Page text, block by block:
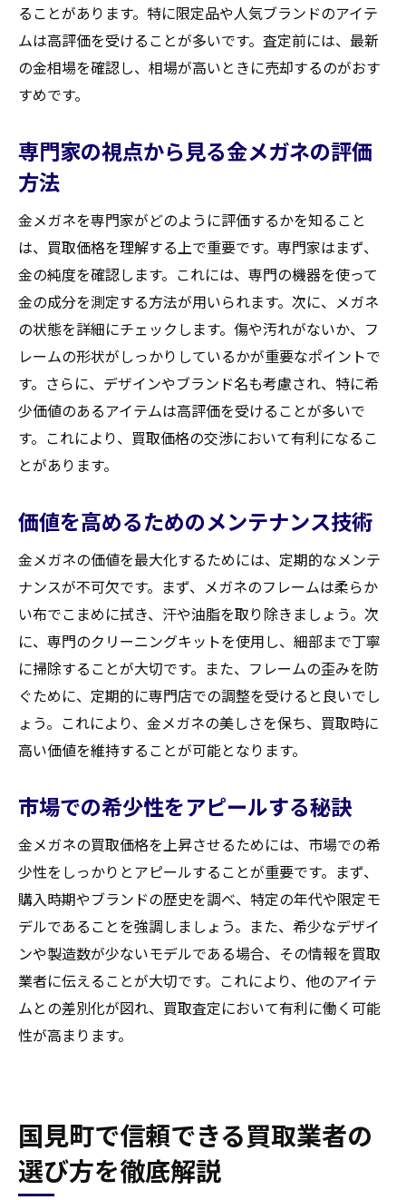
ることがあります。特に限定品や人気ブランドのアイテ
ムは高評価を受けることが多いです。査定前には、最新
の金相場を確認し、相場が高いときに売却するのがおす
すめです。
専門家の視点から見る金メガネの評価
方法
金メガネを専門家がどのように評価するかを知ること
は、買取価格を理解する上で重要です。専門家はまず、
金の純度を確認します。これには、専門の機器を使って
金の成分を測定する方法が用いられます。次に、メガネ
の状態を詳細にチェックします。傷や汚れがないか、フ
レームの形状がしっかりしているかが重要なポイントで
す。さらに、デザインやブランド名も考慮され、特に希
少価値のあるアイテムは高評価を受けることが多いで
す。これにより、買取価格の交渉において有利になるこ
とがあります。
価値を高めるためのメンテナンス技術
金メガネの価値を最大化するためには、定期的なメンテ
ナンスが不可欠です。まず、メガネのフレームは柔らか
い布でこまめに拭き、汗や油脂を取り除きましょう。次
に、専門のクリーニングキットを使用し、細部まで丁寧
に掃除することが大切です。また、フレームの歪みを防
ぐために、定期的に専門店での調整を受けると良いでし
ょう。これにより、金メガネの美しさを保ち、買取時に
高い価値を維持することが可能となります。
市場での希少性をアピールする秘訣
金メガネの買取価格を上昇させるためには、市場での希
少性をしっかりとアピールすることが重要です。まず、
購入時期やブランドの歴史を調べ、特定の年代や限定モ
デルであることを強調しましょう。また、希少なデザイ
ンや製造数が少ないモデルである場合、その情報を買取
業者に伝えることが大切です。これにより、他のアイテ
ムとの差別化が図れ、買取査定において有利に働く可能
性が高まります。
国見町で信頼できる買取業者の
選び方を徹底解説